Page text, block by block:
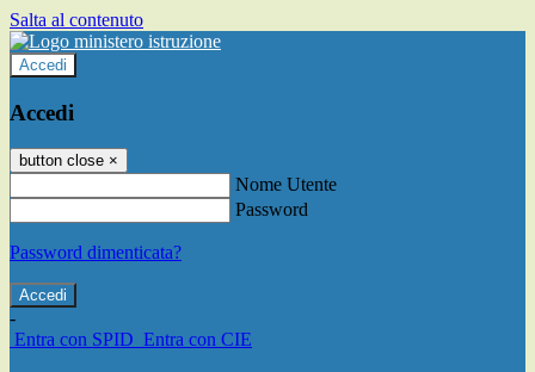
Salta al contenuto
Accedi
Accedi
button close ×
Nome Utente
Password
Password dimenticata?
-
Entra con SPID Entra con CIE